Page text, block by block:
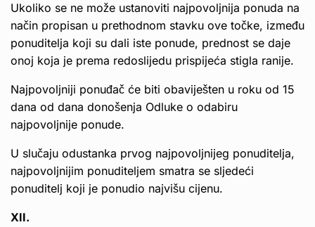
Ukoliko se ne može ustanoviti najpovoljnija ponuda na
način propisan u prethodnom stavku ove točke, između
ponuditelja koji su dali iste ponude, prednost se daje
onoj koja je prema redoslijedu prispijeća stigla ranije.
Najpovoljniji ponuđač će biti obaviješten u roku od 15
dana od dana donošenja Odluke o odabiru
najpovoljnije ponude.
U slučaju odustanka prvog najpovoljnijeg ponuditelja,
najpovoljnijim ponuditeljem smatra se sljedeći
ponuditelj koji je ponudio najvišu cijenu.
XII.